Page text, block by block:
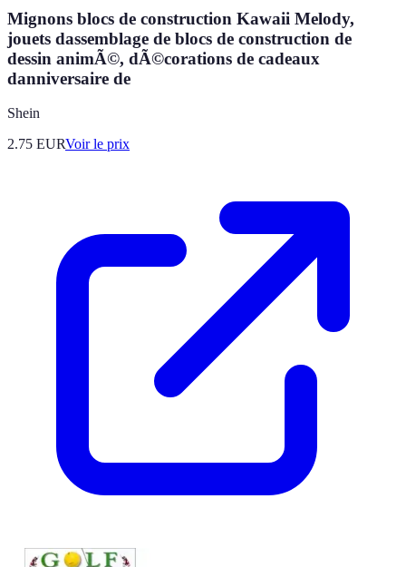
Mignons blocs de construction Kawaii Melody,
jouets dassemblage de blocs de construction de
dessin animÃ©, dÃ©corations de cadeaux
danniversaire de
Shein
2.75 EURVoir le prix